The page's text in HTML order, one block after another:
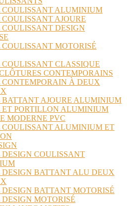
COULISSANT ALUMINIUM
COULISSANT AJOURE
COULISSANT DESIGN
COULISSANT MOTORISÉ
COULISSANT CLASSIQUE
CONTEMPORAINS
CONTEMPORAIN À DEUX
BATTANT AJOURE ALUMINIUM
ET PORTILLON ALUMINIUM
MODERNE PVC
COULISSANT ALUMINIUM ET
DESIGN COULISSANT
DESIGN BATTANT ALU DEUX
DESIGN BATTANT MOTORISÉ
DESIGN MOTORISÉ